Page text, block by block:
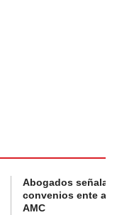
Abogados
convenios ente
AMC